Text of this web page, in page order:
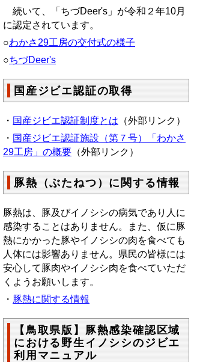
続いて、「ちづDeer's」が令和２年10月
に認定されています。
○わかさ29工房の交付式の様子
○ちづDeer's
国産ジビエ認証の取得
・ 国産ジビエ認証制度とは （外部リンク）
・ 国産ジビエ認証施設（第７号）「わかさ
29工房」の概要 （外部リンク）
豚熱（ぶたねつ）に関する情報
豚熱は、豚及びイノシシの病気であり人に
感染することはありません。また、仮に豚
熱にかかった豚やイノシシの肉を食べても
人体には影響ありません。県民の皆様には
安心して豚肉やイノシシ肉を食べていただ
くようお願いします。
・ 豚熱に関する情報
【鳥取県版】豚熱感染確認区域
における野生イノシシのジビエ
利用マニュアル